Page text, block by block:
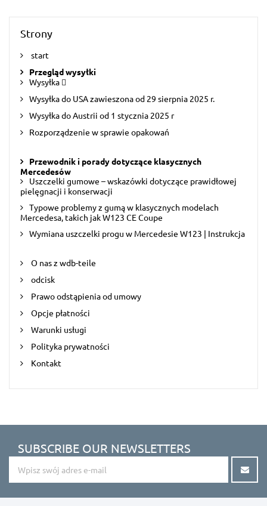
Strony
start
Przegląd wysyłki
Wysyłka 
Wysyłka do USA zawieszona od 29 sierpnia 2025 r.
Wysyłka do Austrii od 1 stycznia 2025 r
Rozporządzenie w sprawie opakowań
Przewodnik i porady dotyczące klasycznych
Mercedesów
Uszczelki gumowe – wskazówki dotyczące prawidłowej
pielęgnacji i konserwacji
Typowe problemy z gumą w klasycznych modelach
Mercedesa, takich jak W123 CE Coupe
Wymiana uszczelki progu w Mercedesie W123 | Instrukcja
O nas z wdb-teile
odcisk
Prawo odstąpienia od umowy
Opcje płatności
Warunki usługi
Polityka prywatności
Kontakt
SUBSCRIBE OUR NEWSLETTERS